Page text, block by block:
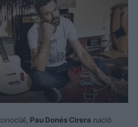
Pau Donés Cirera nació